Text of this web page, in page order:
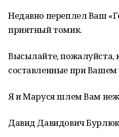
Недавно переплел Ваш
приятный томик.
Высылайте, пожалуйста,
составленные при Вашем
Я и Маруся шлем Вам
Давид Давидович